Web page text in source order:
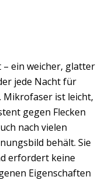
ein weicher, glatter
jede Nacht für
ist leicht,
gegen Flecken
nach vielen
behält. Sie
erfordert keine
Eigenschaften